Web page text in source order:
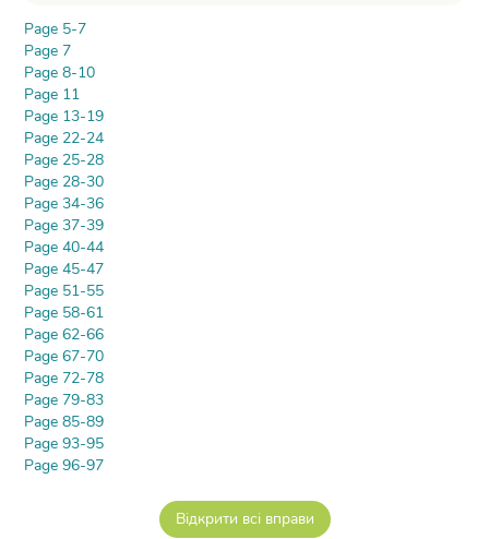
Page 5-7
Page 7
Page 8-10
Page 11
Page 13-19
Page 22-24
Page 25-28
Page 28-30
Page 34-36
Page 37-39
Page 40-44
Page 45-47
Page 51-55
Page 58-61
Page 62-66
Page 67-70
Page 72-78
Page 79-83
Page 85-89
Page 93-95
Page 96-97